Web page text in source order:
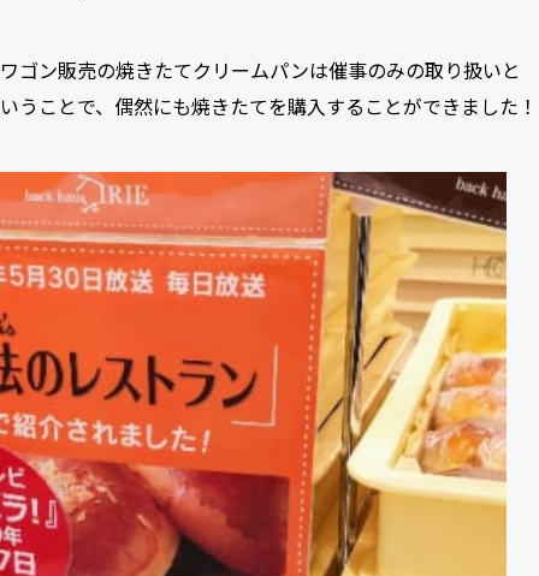
ワゴン販売の焼きたてクリームパンは催事のみの取り扱いと
いうことで、偶然にも焼きたてを購入することができました！